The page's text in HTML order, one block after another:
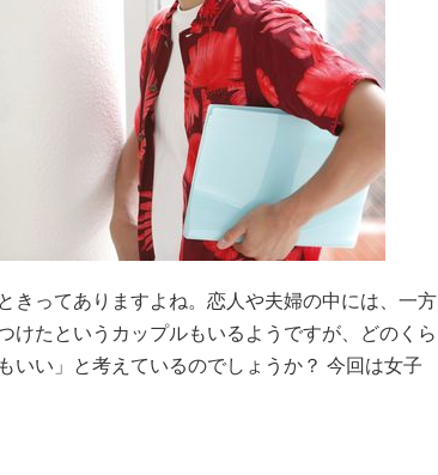
きってありますよね。恋人や夫婦の中には、一方
けたというカップルもいるようですが、どのくら
いい」と考えているのでしょうか？ 今回は女子